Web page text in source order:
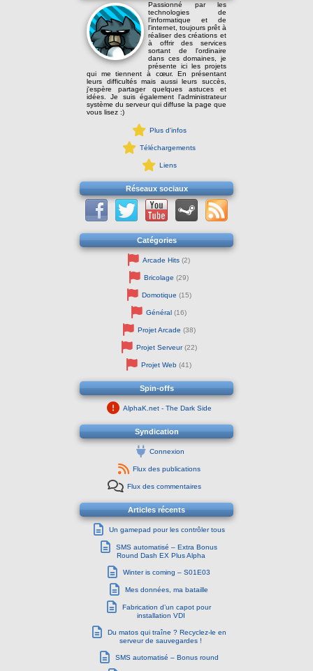
Passionné par les
technologies de
l'informatique et de
l'internet, toujours prêt à
réaliser des créations et
à offrir des services
sortant de l'ordinaire
dans ces domaines, je
présente ici les projets
qui me tiennent à cœur. En présentant
leurs difficultés mais aussi leurs succès,
j'espère partager quelques astuces et
idées. Je suis également l'administrateur
système du serveur qui diffuse la page que
vous lisez :)
Plus d'infos
Téléchargements
Liens
Réseaux sociaux
Catégories
Arcade Hits (2)
Bricolage (29)
Domotique (15)
Général (16)
Projet Arcade (38)
Projet Serveur(22)
Projet Web (41)
Spin-offs
AlphaK.net - The Dark Side
Syndication
Connexion
Flux des publications
Flux des commentaires
Articles récents
Un gamepad pour les contrôler tous
SMS automatisé – Extra Bonus
Round Dash EX Plus Alpha
Winter is coming – S01E03
Mes données, ma bataille
Fabrication d’un capot pour
installation VDI
Du matos qui traîne ? Recyclez-le en
serveur de sauvegardes !
SMS automatisé – Bonus round